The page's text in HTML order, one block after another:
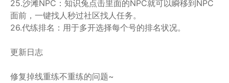
25.沙滩NPC：知识兔点击里面的NPC就可以瞬移到NPC
面前，一键找人秒过社区找人任务。
26.代练排名：用于多开选择每个号的排名状况。
更新日志
修复掉线重练不重练的问题~